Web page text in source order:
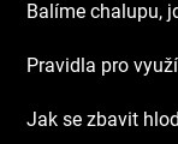
Balíme chalupu,
Pravidla pro
Jak se zbavit